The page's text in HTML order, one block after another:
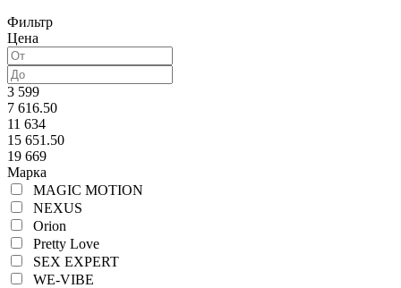
Фильтр
Цена
3 599
7 616.50
11 634
15 651.50
19 669
Марка
MAGIC MOTION
NEXUS
Orion
Pretty Love
SEX EXPERT
WE-VIBE